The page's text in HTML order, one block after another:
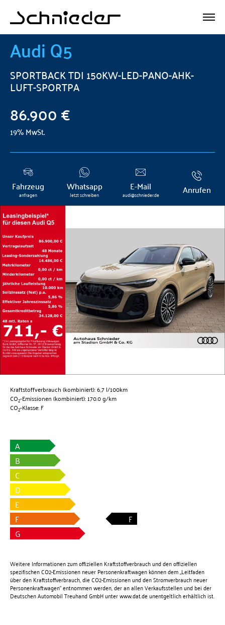
AudiQ5
SPORTBACK TDI 150KW-LED-PANO-AHK-
LUFT-SPORTPA
86.900 €
19% MwSt.
Fahrzeug
anfragen
Whatsapp
Jetzt schreiben
E-Mail
audi@schnieder.de Anrufen
Kraftstoffverbrauch (kombiniert):6,7 l/100km
CO2-Emissionen (kombiniert):170.0 g/km
CO2-Klasse:F
A
B
C
D
E
F
F
G
Weitere Informationen zum offiziellen Kraftstoffverbrauch und den offiziellen
spezifischen CO2-Emissionen neuer Personenkraftwagen können dem „Leitfaden
über den Kraftstoffverbrauch, die CO2-Emissionen und den Stromverbrauch neuer
Personenkraftwagen“ entnommen werden, der an allen Verkaufsstellen und bei der
Deutschen Automobil Treuhand GmbH unterwww.dat.deunentgeltlich erhältlich ist.